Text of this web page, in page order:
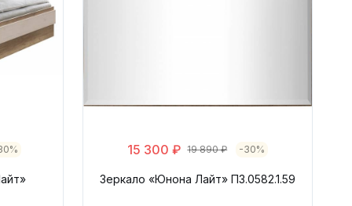
15 300 ₽ 19 890 ₽ -30%
Зеркало «Юнона Лайт» П3.0582.1.59